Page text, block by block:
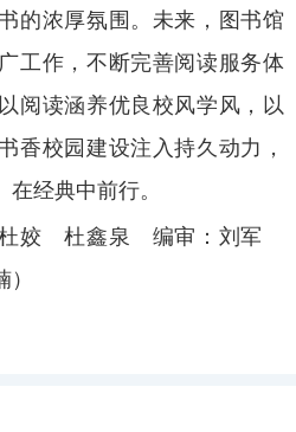
的浓厚氛围。未来，图书馆
工作，不断完善阅读服务体
阅读涵养优良校风学风，以
香校园建设注入持久动力，
经典中前行。
姣杜鑫泉 编审：刘军